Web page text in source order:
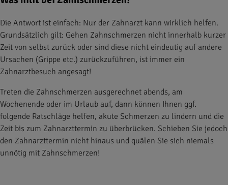
Die Antwort ist einfach: Nur der Zahnarzt kann wirklich helfen.
Grundsätzlich gilt: Gehen Zahnschmerzen nicht innerhalb kurzer
Zeit von selbst zurück oder sind diese nicht eindeutig auf andere
Ursachen (Grippe etc.) zurückzuführen, ist immer ein
Zahnarztbesuch angesagt!
Treten die Zahnschmerzen ausgerechnet abends, am
Wochenende oder im Urlaub auf, dann können Ihnen ggf.
folgende Ratschläge helfen, akute Schmerzen zu lindern und die
Zeit bis zum Zahnarzttermin zu überbrücken. Schieben Sie jedoch
den Zahnarzttermin nicht hinaus und quälen Sie sich niemals
unnötig mit Zahnschmerzen!